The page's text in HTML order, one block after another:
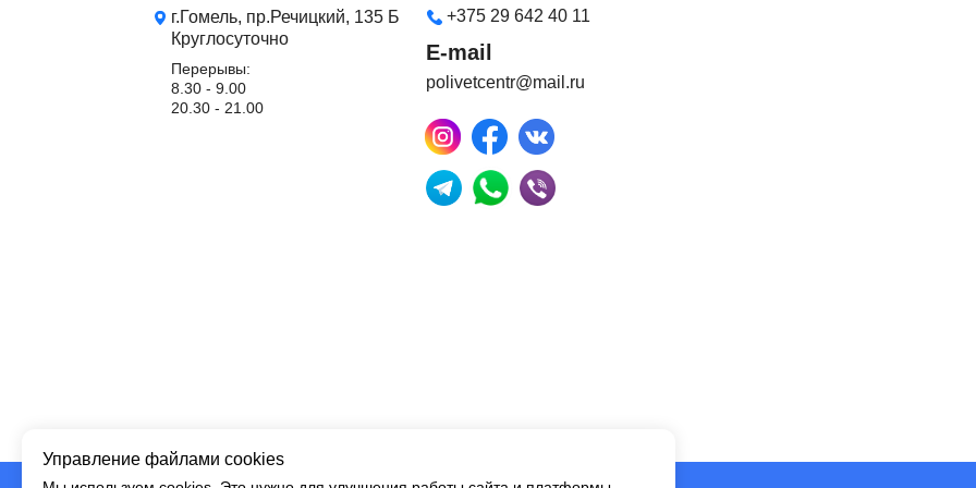
г.Гомель, пр.Речицкий, 135 Б
Круглосуточно
Перерывы:
8.30 - 9.00
20.30 - 21.00
+375 29 642 40 11
E-mail
polivetcentr@mail.ru
Управление файлами cookies